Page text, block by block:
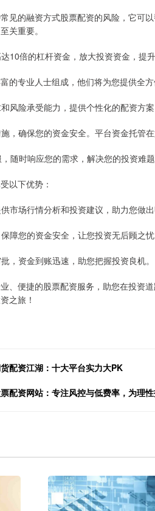
见的融资方式股票配资的风险，它可
关重要。
10倍的杠杆资金，放大投资资金，提升
的专业人士组成，他们将为您提供全方
风险承受能力，提供个性化的配资方
，确保您的资金安全。平台资金托管
随时响应您的需求，解决您的投资难题
以下优势：
市场行情分析和投资建议，助力您做出
障您的资金安全，让您投资无后顾之忧
，资金到账迅速，助您把握投资良机。
、便捷的股票配资服务，助您在投资
之旅！
配资江湖：十大平台实力大PK
配资网站：专注风控与低费率，为理